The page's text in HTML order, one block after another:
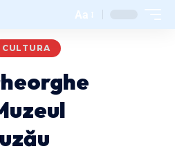
Aa
CULTURA